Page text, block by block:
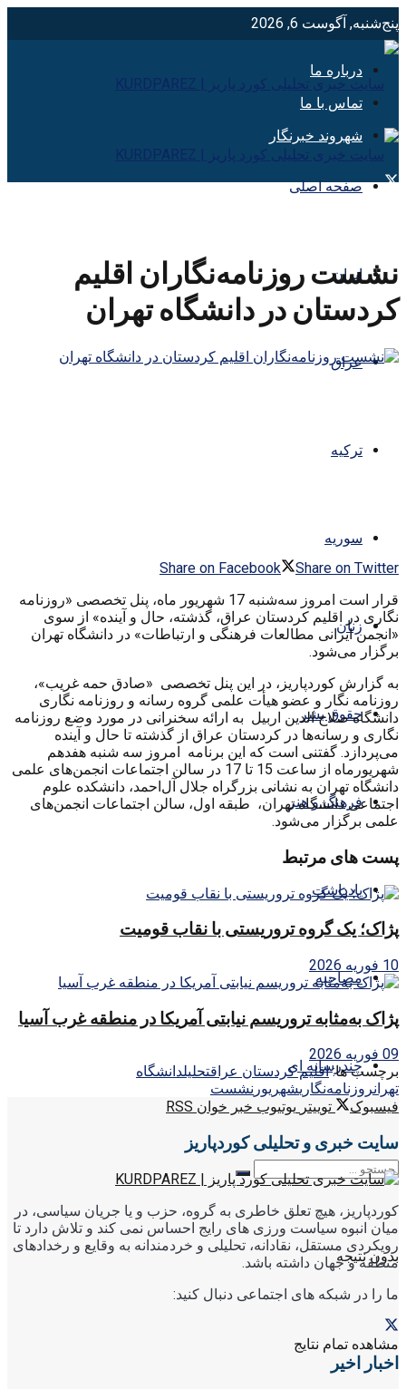
پنج‌شنبه, آگوست 6, 2026
درباره ما
تماس با ما
شهروند خبرنگار
صفحه اصلی
ایران
عراق
ترکیه
سوریه
زنان
حقوق بشر
فرهنگ و هنر
یادداشت
مصاحبه
چندرسانه ای
بدون نتیجه
مشاهده تمام نتایج
نشست روزنامه‌نگاران اقلیم
کردستان در دانشگاه تهران
Share on Facebook
Share on Twitter
قرار است امروز سه‌شنبه 17 شهریور ماه، پنل تخصصی «روزنامه
نگاری در اقلیم کردستان عراق، گذشته، حال و آینده» از سوی
«انجمن ایرانی مطالعات فرهنگی و ارتباطات» در دانشگاه تهران
برگزار می‌شود.
به گزارش کوردپاریز، در این پنل تخصصی «صادق حمه غریب»،
روزنامه نگار و عضو هیأت علمی گروه رسانه و روزنامه نگاری
دانشگاه صلاح الدین اربیل به ارائه سخنرانی در مورد وضع روزنامه
نگاری و رسانه‌ها در کردستان عراق از گذشته تا حال و آینده
می‌پردازد. گفتنی است که این برنامه امروز سه شنبه هفدهم
شهریورماه از ساعت 15 تا 17 در سالن اجتماعات انجمن‌های علمی
دانشگاه تهران به نشانی بزرگراه‌ جلال آل‌احمد، دانشکده علوم
اجتماعی دانشگاه تهران، طبقه اول، سالن اجتماعات انجمن‌های
علمی برگزار می‌شود.
پست های مرتبط
پژاک؛ یک گروه تروریستی با نقاب قومیت
10 فوریه 2026
پژاک به‌مثابه تروریسم نیابتی آمریکا در منطقه غرب آسیا
09 فوریه 2026
برچسب ها: اقليم كردستان عراقتحليلدانشگاه
تهرانروزنامه‌نگاريشهريور نشست
فیسبوک
توییتر یوتیوب خبر خوان RSS
سایت خبری و تحلیلی کوردپاریز
کوردپاریز، هیچ تعلق خاطری به گروه، حزب و یا جریان سیاسی، در
میان انبوه سیاست ورزی های رایج احساس نمی کند و تلاش دارد تا
رویکردی مستقل، نقادانه، تحلیلی و خردمندانه به وقایع و رخدادهای
منطقه و جهان داشته باشد.
ما را در شبکه های اجتماعی دنبال کنید:
اخبار اخیر